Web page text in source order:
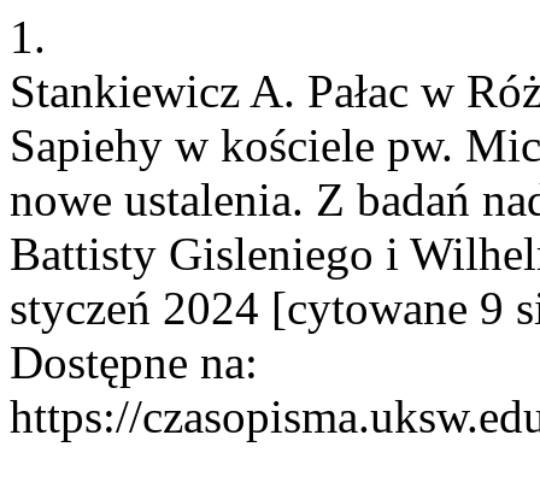
1.
Stankiewicz A. Pałac w
Sapiehy w kościele pw.
nowe ustalenia. Z badań
Battisty Gisleniego i
styczeń 2024 [cytowane 9
Dostępne na:
https://